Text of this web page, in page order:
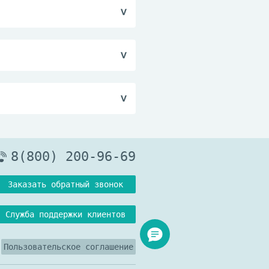
различного
сосков молочной
8(800) 200-96-69
Заказать обратный звонок
Служба поддержки клиентов
Пользовательское соглашение